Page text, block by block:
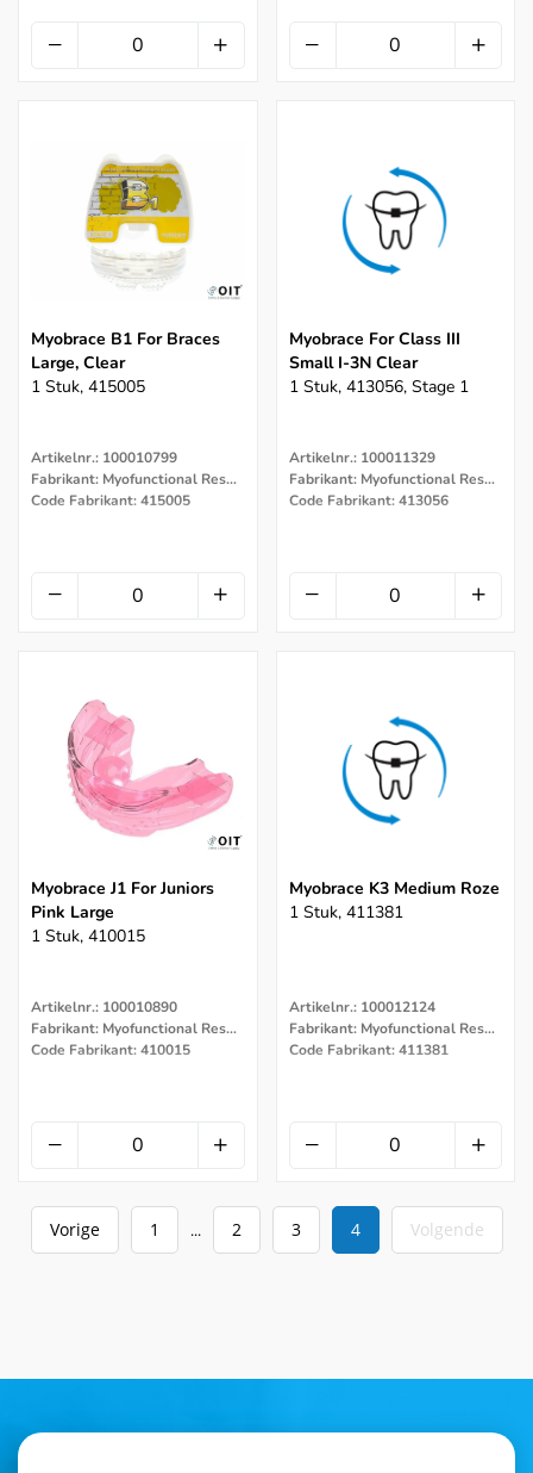
Myobrace B1 For Braces
Large, Clear
1 Stuk, 415005
Artikelnr.: 100010799
Fabrikant: Myofunctional Research Co.
Code Fabrikant: 415005
Myobrace For Class III
Small I-3N Clear
1 Stuk, 413056, Stage 1
Artikelnr.: 100011329
Fabrikant: Myofunctional Research Co.
Code Fabrikant: 413056
Myobrace J1 For Juniors
Pink Large
1 Stuk, 410015
Artikelnr.: 100010890
Fabrikant: Myofunctional Research Co.
Code Fabrikant: 410015
Myobrace K3 Medium Roze
1 Stuk, 411381
Artikelnr.: 100012124
Fabrikant: Myofunctional Research Co.
Code Fabrikant: 411381
Vorige 1 ... 2 3 4 Volgende